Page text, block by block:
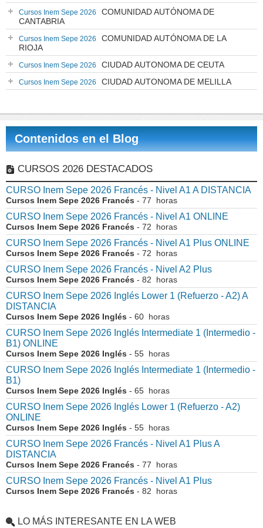
Cursos Inem Sepe 2026
COMUNIDAD AUTÓNOMA DE
CANTABRIA
Cursos Inem Sepe 2026
COMUNIDAD AUTÓNOMA DE LA
RIOJA
Cursos Inem Sepe 2026 CIUDAD AUTONOMA DE CEUTA
Cursos Inem Sepe 2026 CIUDAD AUTONOMA DE MELILLA
Contenidos en el Blog
CURSOS 2026 DESTACADOS
CURSO Inem Sepe 2026 Francés - Nivel A1 A DISTANCIA
Cursos Inem Sepe 2026 Francés - 77 horas
CURSO Inem Sepe 2026 Francés - Nivel A1 ONLINE
Cursos Inem Sepe 2026 Francés - 72 horas
CURSO Inem Sepe 2026 Francés - Nivel A1 Plus ONLINE
Cursos Inem Sepe 2026 Francés - 72 horas
CURSO Inem Sepe 2026 Francés - Nivel A2 Plus
Cursos Inem Sepe 2026 Francés - 82 horas
CURSO Inem Sepe 2026 Inglés Lower 1 (Refuerzo - A2) A
DISTANCIA
Cursos Inem Sepe 2026 Inglés - 60 horas
CURSO Inem Sepe 2026 Inglés Intermediate 1 (Intermedio -
B1) ONLINE
Cursos Inem Sepe 2026 Inglés - 55 horas
CURSO Inem Sepe 2026 Inglés Intermediate 1 (Intermedio -
B1)
Cursos Inem Sepe 2026 Inglés - 65 horas
CURSO Inem Sepe 2026 Inglés Lower 1 (Refuerzo - A2)
ONLINE
Cursos Inem Sepe 2026 Inglés - 55 horas
CURSO Inem Sepe 2026 Francés - Nivel A1 Plus A
DISTANCIA
Cursos Inem Sepe 2026 Francés - 77 horas
CURSO Inem Sepe 2026 Francés - Nivel A1 Plus
Cursos Inem Sepe 2026 Francés - 82 horas
LO MÁS INTERESANTE EN LA WEB